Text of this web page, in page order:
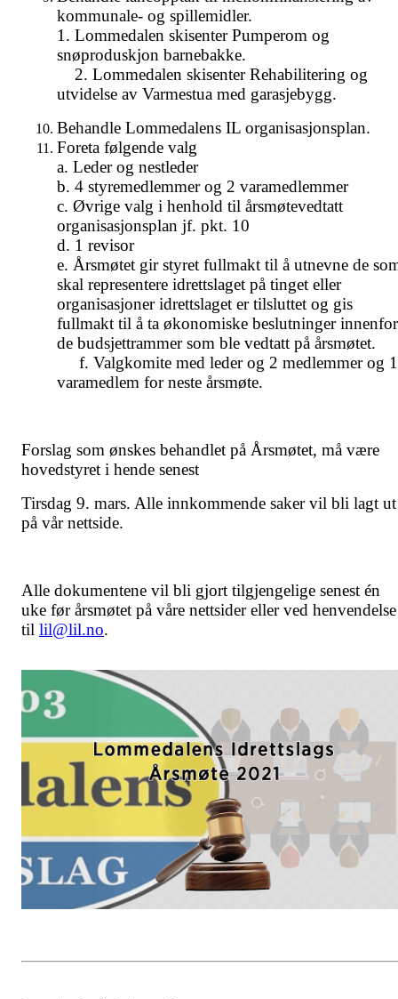
kommunale- og spillemidler.
1. Lommedalen skisenter Pumperom og
snøproduskjon barnebakke.
2. Lommedalen skisenter Rehabilitering og
utvidelse av Varmestua med garasjebygg.
Behandle Lommedalens IL organisasjonsplan.
Foreta følgende valg
a. Leder og nestleder
b. 4 styremedlemmer og 2 varamedlemmer
c. Øvrige valg i henhold til årsmøtevedtatt
organisasjonsplan jf. pkt. 10
d. 1 revisor
e. Årsmøtet gir styret fullmakt til å utnevne de
skal representere idrettslaget på tinget eller
organisasjoner idrettslaget er tilsluttet og gis
fullmakt til å ta økonomiske beslutninger innenfor
de budsjettrammer som ble vedtatt på årsmøtet.
f. Valgkomite med leder og 2 medlemmer og 1
varamedlem for neste årsmøte.
Forslag som ønskes behandlet på Årsmøtet, må være
hovedstyret i hende senest
Tirsdag 9. mars. Alle innkommende saker vil bli lagt ut
på vår nettside.
Alle dokumentene vil bli gjort tilgjengelige senest én
uke før årsmøtet på våre nettsider eller ved henvendelse
til lil@lil.no.